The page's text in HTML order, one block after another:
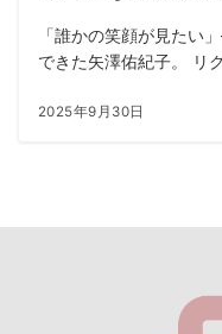
「誰かの笑顔が見た
できた矢澤佑紀子。 リ
2025年9月30日